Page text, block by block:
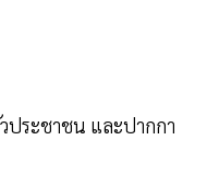
ประชาชน และปากกา